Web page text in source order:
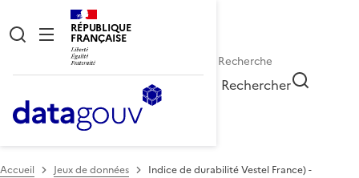
RÉPUBLIQUE
FRANÇAISE
Rechercher
Accueil Jeux de données
Indice de durabilité Vestel France) -